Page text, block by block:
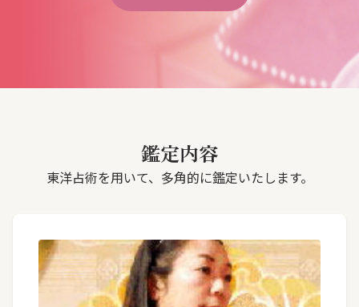
鑑定内容
東洋占術を用いて、多角的に鑑定いたします。